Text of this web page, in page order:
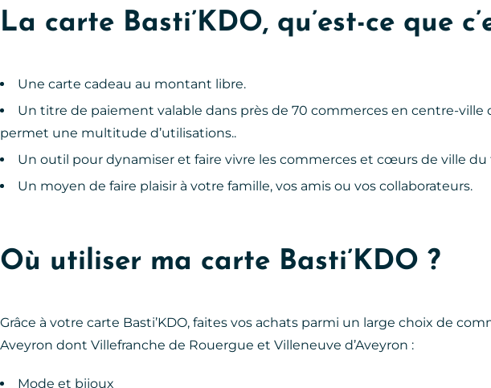
La carte Basti’KDO, qu’est-ce que
Une carte cadeau au montant libre.
Un titre de paiement valable dans près de 70 commerces en centre-ville
permet une multitude d’utilisations..
Un outil pour dynamiser et faire vivre les commerces et cœurs de ville
Un moyen de faire plaisir à votre famille, vos amis ou vos collaborateurs.
Où utiliser ma carte Basti’KDO ?
Grâce à votre carte Basti’KDO, faites vos achats parmi un large choix de
Aveyron dont Villefranche de Rouergue et Villeneuve d’Aveyron :
Mode et bijoux